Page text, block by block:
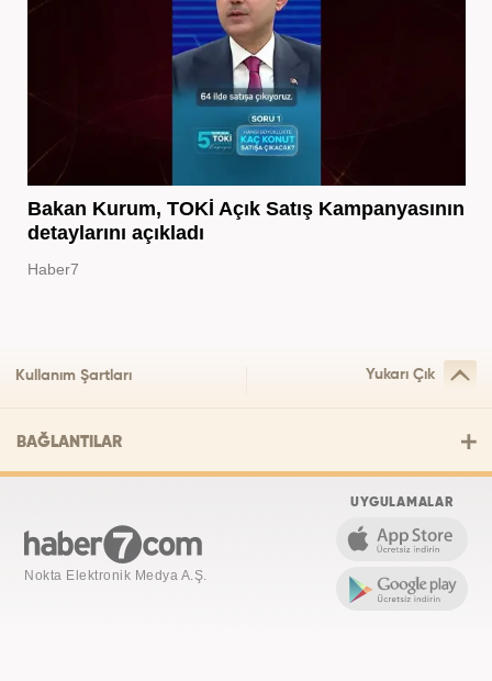
Bakan Kurum, TOKİ Açık Satış Kampanyasının
detaylarını açıkladı
Haber7
Kullanım Şartları Yukarı Çık
BAĞLANTILAR
Nokta Elektronik Medya A.Ş.
UYGULAMALAR